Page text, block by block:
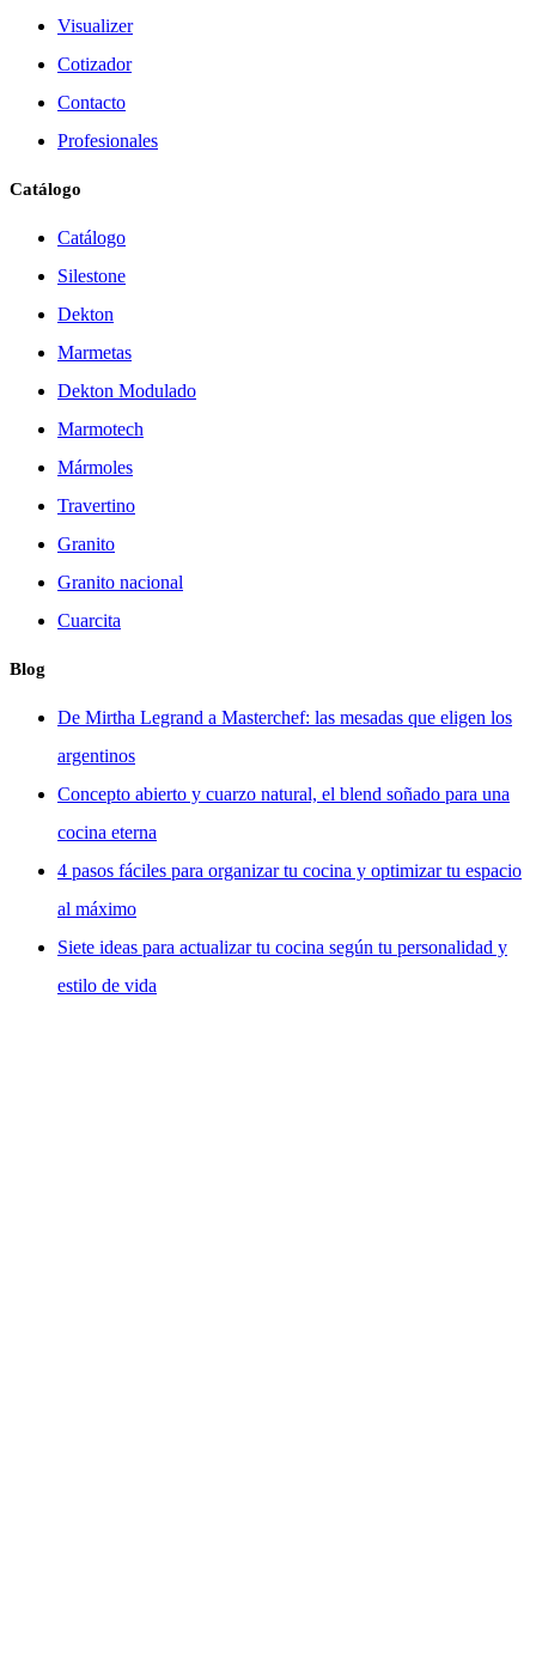
Visualizer
Cotizador
Contacto
Profesionales
Catálogo
Catálogo
Silestone
Dekton
Marmetas
Dekton Modulado
Marmotech
Mármoles
Travertino
Granito
Granito nacional
Cuarcita
Blog
De Mirtha Legrand a Masterchef: las mesadas que eligen los
argentinos
Concepto abierto y cuarzo natural, el blend soñado para una
cocina eterna
4 pasos fáciles para organizar tu cocina y optimizar tu espacio
al máximo
Siete ideas para actualizar tu cocina según tu personalidad y
estilo de vida